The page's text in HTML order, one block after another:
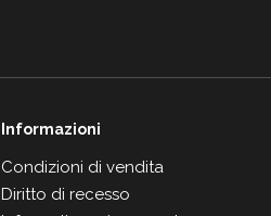
Informazioni
Condizioni di vendita
Diritto di recesso